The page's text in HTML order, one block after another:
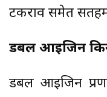
टकराव समेत
डबल आइजिन
डबल आइजिन